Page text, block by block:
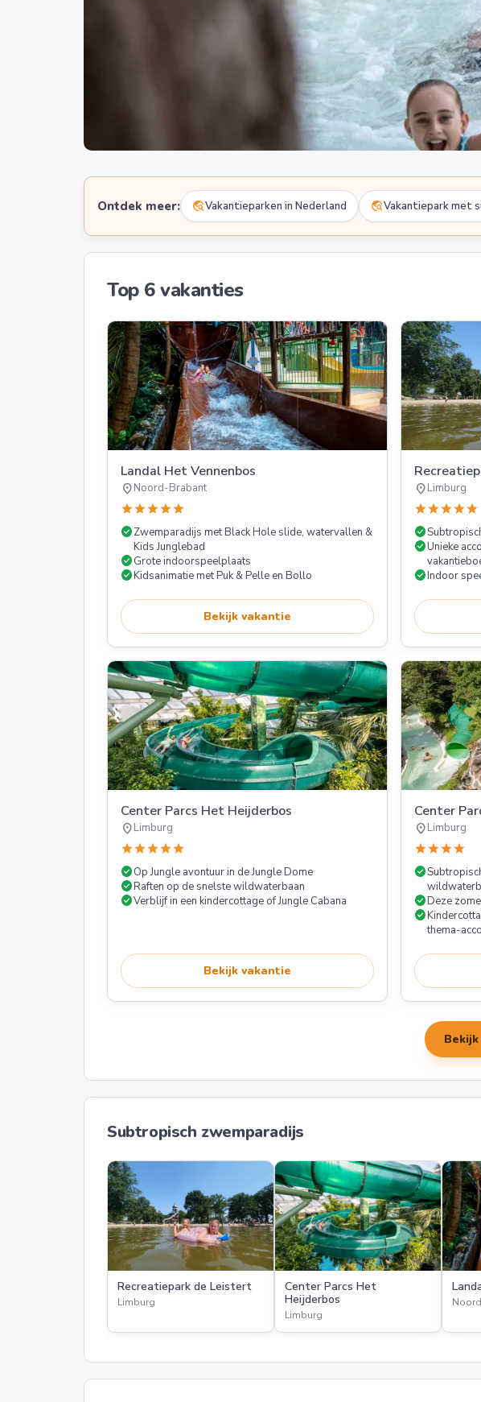
Ontdek meer: travel_exploreVakantieparken in Nederland travel_exploreVakantiepark met
Top 6 vakanties
Landal Het Vennenbos
location_onNoord-Brabant
starstarstarstarstar
check_circleZwemparadijs met Black Hole slide, watervallen &
Kids Junglebad
check_circleGrote indoorspeelplaats
check_circleKidsanimatie met Puk & Pelle en Bollo
Bekijk vakantie
location_onLimburg
starstarstarstarstar
check_circle
check_circleUnieke
check_circleIndoor
Center Parcs Het Heijderbos
location_onLimburg
starstarstarstarstar
check_circleOp Jungle avontuur in de Jungle Dome
check_circleRaften op de snelste wildwaterbaan
check_circleVerblijf in een kindercottage of Jungle Cabana
Bekijk vakantie
Center
location_onLimburg
starstarstarstar
check_circle
check_circleDeze
check_circle
thema-
Subtropisch zwemparadijs
Recreatiepark de Leistert
Limburg
Center Parcs Het
Heijderbos
Limburg